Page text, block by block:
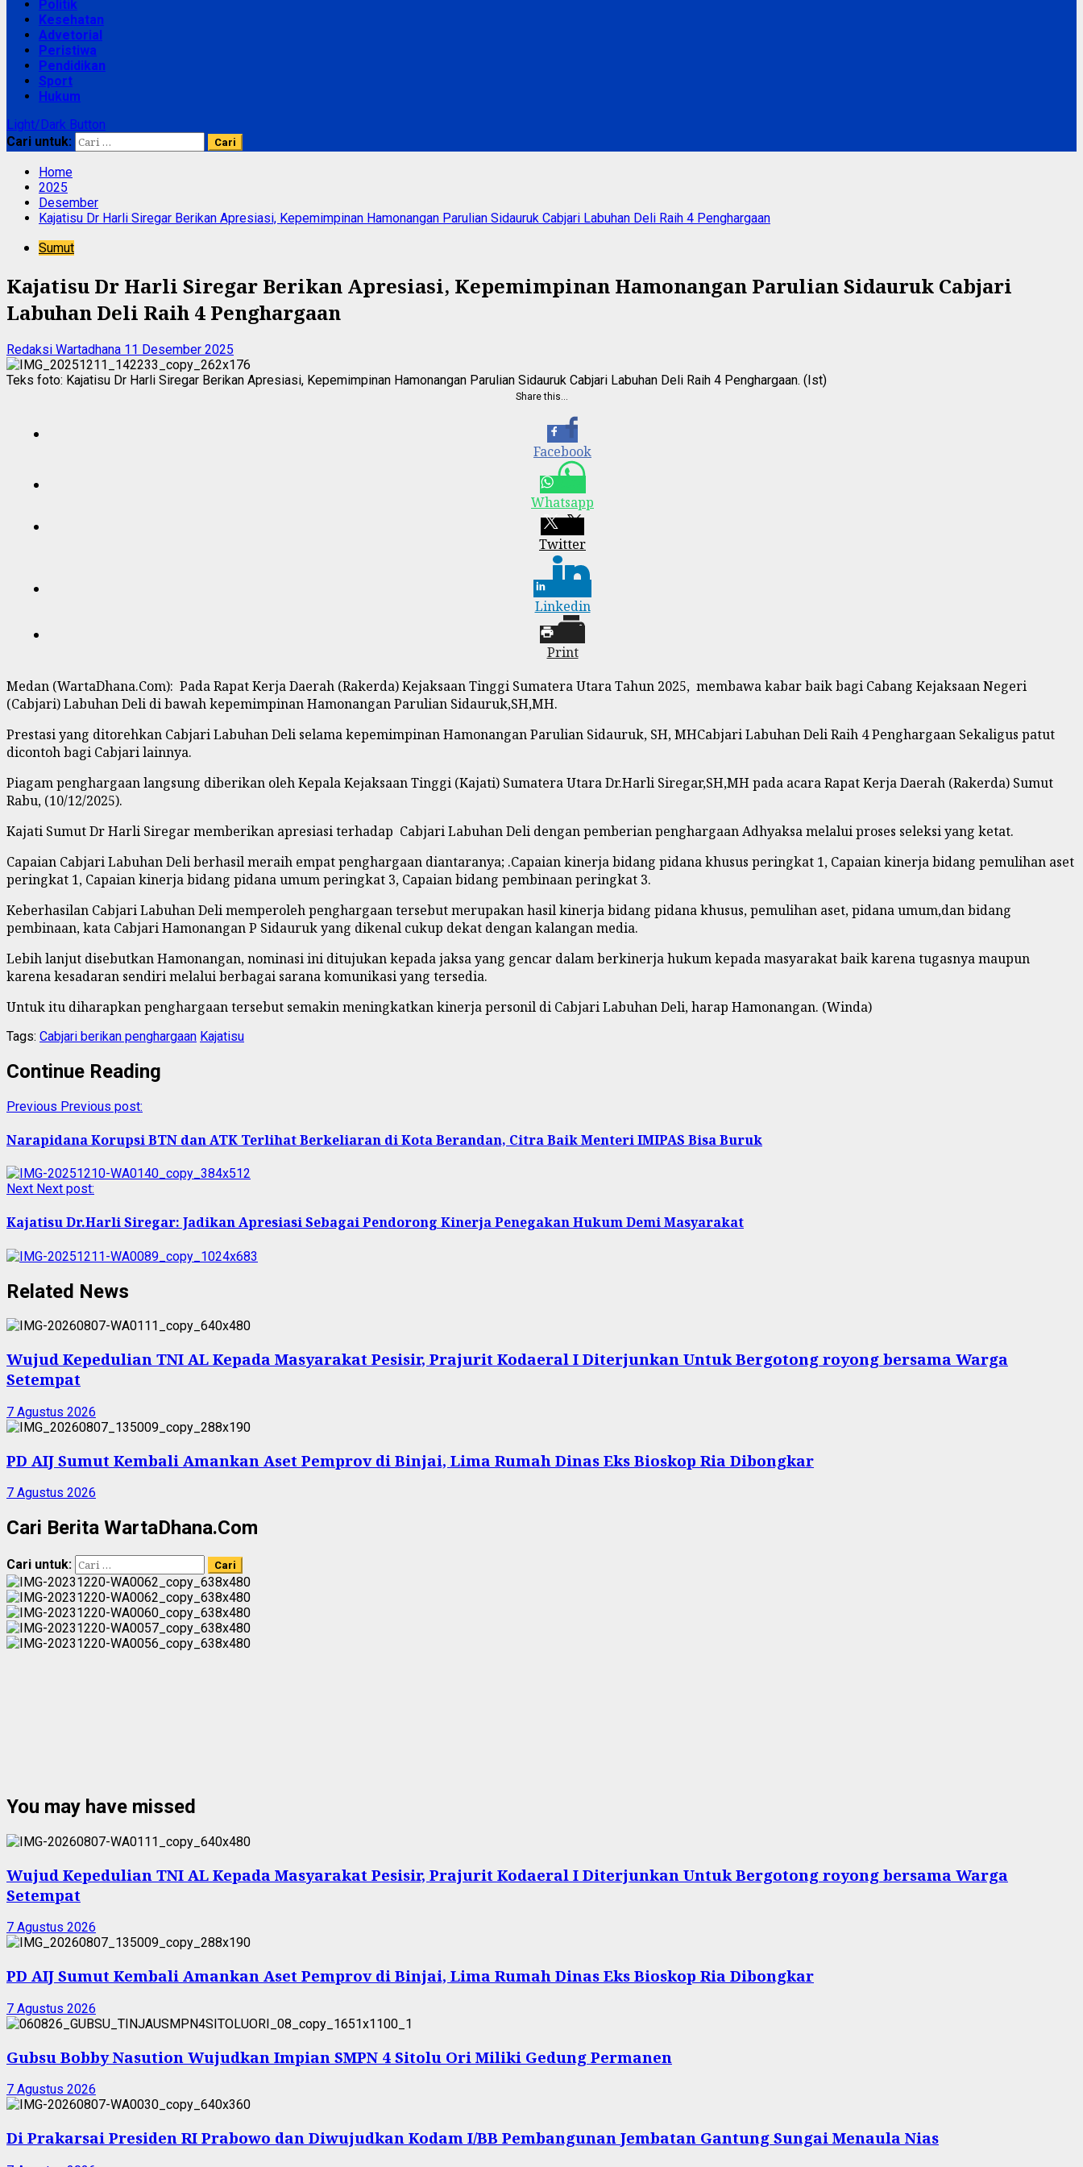
Politik
Kesehatan
Advetorial
Peristiwa
Pendidikan
Sport
Hukum
Light/Dark Button
Cari untuk:
Home
2025
Desember
Kajatisu Dr Harli Siregar Berikan Apresiasi, Kepemimpinan Hamonangan Parulian Sidauruk Cabjari Labuhan Deli Raih 4 Penghargaan
Sumut
Kajatisu Dr Harli Siregar Berikan Apresiasi, Kepemimpinan Hamonangan Parulian Sidauruk Cabjari
Labuhan Deli Raih 4 Penghargaan
Redaksi Wartadhana 11 Desember 2025
Teks foto: Kajatisu Dr Harli Siregar Berikan Apresiasi, Kepemimpinan Hamonangan Parulian Sidauruk Cabjari Labuhan Deli Raih 4 Penghargaan. (Ist)
Share this…
Facebook
Whatsapp
Twitter
Linkedin
Print
Medan (WartaDhana.Com): Pada Rapat Kerja Daerah (Rakerda) Kejaksaan Tinggi Sumatera Utara Tahun 2025, membawa kabar baik bagi Cabang Kejaksaan Negeri
(Cabjari) Labuhan Deli di bawah kepemimpinan Hamonangan Parulian Sidauruk,SH,MH.
Prestasi yang ditorehkan Cabjari Labuhan Deli selama kepemimpinan Hamonangan Parulian Sidauruk, SH, MHCabjari Labuhan Deli Raih 4 Penghargaan Sekaligus patut
dicontoh bagi Cabjari lainnya.
Piagam penghargaan langsung diberikan oleh Kepala Kejaksaan Tinggi (Kajati) Sumatera Utara Dr.Harli Siregar,SH,MH pada acara Rapat Kerja Daerah (Rakerda) Sumut
Rabu, (10/12/2025).
Kajati Sumut Dr Harli Siregar memberikan apresiasi terhadap Cabjari Labuhan Deli dengan pemberian penghargaan Adhyaksa melalui proses seleksi yang ketat.
Capaian Cabjari Labuhan Deli berhasil meraih empat penghargaan diantaranya; .Capaian kinerja bidang pidana khusus peringkat 1, Capaian kinerja bidang pemulihan aset
peringkat 1, Capaian kinerja bidang pidana umum peringkat 3, Capaian bidang pembinaan peringkat 3.
Keberhasilan Cabjari Labuhan Deli memperoleh penghargaan tersebut merupakan hasil kinerja bidang pidana khusus, pemulihan aset, pidana umum,dan bidang
pembinaan, kata Cabjari Hamonangan P Sidauruk yang dikenal cukup dekat dengan kalangan media.
Lebih lanjut disebutkan Hamonangan, nominasi ini ditujukan kepada jaksa yang gencar dalam berkinerja hukum kepada masyarakat baik karena tugasnya maupun
karena kesadaran sendiri melalui berbagai sarana komunikasi yang tersedia.
Untuk itu diharapkan penghargaan tersebut semakin meningkatkan kinerja personil di Cabjari Labuhan Deli, harap Hamonangan. (Winda)
Tags: Cabjari berikan penghargaan Kajatisu
Continue Reading
Previous Previous post:
Narapidana Korupsi BTN dan ATK Terlihat Berkeliaran di Kota Berandan, Citra Baik Menteri IMIPAS Bisa Buruk
Next Next post:
Kajatisu Dr.Harli Siregar: Jadikan Apresiasi Sebagai Pendorong Kinerja Penegakan Hukum Demi Masyarakat
Related News
Wujud Kepedulian TNI AL Kepada Masyarakat Pesisir, Prajurit Kodaeral I Diterjunkan Untuk Bergotong royong bersama Warga
Setempat
7 Agustus 2026
PD AIJ Sumut Kembali Amankan Aset Pemprov di Binjai, Lima Rumah Dinas Eks Bioskop Ria Dibongkar
7 Agustus 2026
Cari Berita WartaDhana.Com
Cari untuk:
You may have missed
Wujud Kepedulian TNI AL Kepada Masyarakat Pesisir, Prajurit Kodaeral I Diterjunkan Untuk Bergotong royong bersama Warga
Setempat
7 Agustus 2026
PD AIJ Sumut Kembali Amankan Aset Pemprov di Binjai, Lima Rumah Dinas Eks Bioskop Ria Dibongkar
7 Agustus 2026
Gubsu Bobby Nasution Wujudkan Impian SMPN 4 Sitolu Ori Miliki Gedung Permanen
7 Agustus 2026
Di Prakarsai Presiden RI Prabowo dan Diwujudkan Kodam I/BB Pembangunan Jembatan Gantung Sungai Menaula Nias